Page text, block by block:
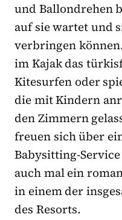
und Ballondrehen
auf sie wartet und
verbringen
im Kajak das
Kitesurfen oder
die mit Kindern
den Zimmern
freuen sich über
Babysitting-
auch mal ein
in einem der
des Resorts.